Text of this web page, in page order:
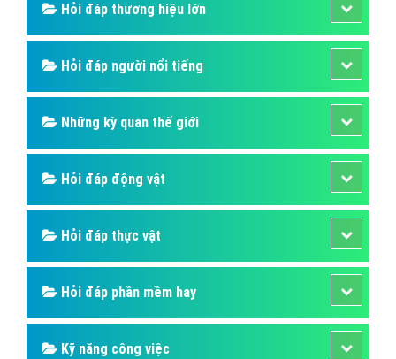
Hỏi đáp thương hiệu lớn
Hỏi đáp người nổi tiếng
Những kỳ quan thế giới
Hỏi đáp động vật
Hỏi đáp thực vật
Hỏi đáp phần mềm hay
Kỹ năng công việc